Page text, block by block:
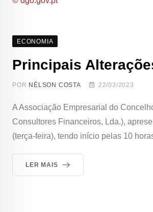
ECONOMIA
Principais
POR NÉLSON COSTA 22/03/2023
A Associação Empresarial do
Consultores Financeiros, Lda.),
(terça-feira), tendo início pelas 10
LER MAIS